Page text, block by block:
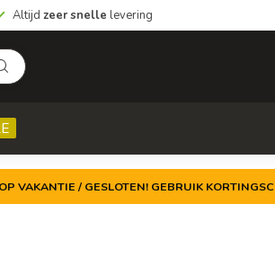
Altijd zeer snelle levering
VAKANTIE / GESLOTEN! GEBRUIK